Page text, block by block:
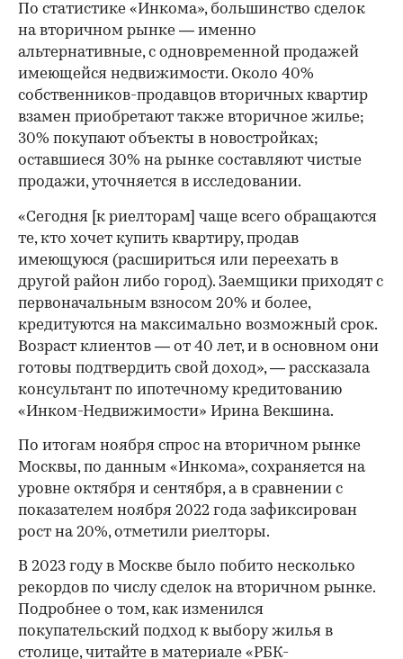
По статистике «Инкома», большинство сделок
на вторичном рынке — именно
альтернативные, с одновременной продажей
имеющейся недвижимости. Около 40%
собственников-продавцов вторичных квартир
взамен приобретают также вторичное жилье;
30% покупают объекты в новостройках;
оставшиеся 30% на рынке составляют чистые
продажи, уточняется в исследовании.
«Сегодня [к риелторам] чаще всего обращаются
те, кто хочет купить квартиру, продав
имеющуюся (расшириться или переехать в
другой район либо город). Заемщики приходят с
первоначальным взносом 20% и более,
кредитуются на максимально возможный срок.
Возраст клиентов — от 40 лет, и в основном они
готовы подтвердить свой доход», — рассказала
консультант по ипотечному кредитованию
«Инком-Недвижимости» Ирина Векшина.
По итогам ноября спрос на вторичном рынке
Москвы, по данным «Инкома», сохраняется на
уровне октября и сентября, а в сравнении с
показателем ноября 2022 года зафиксирован
рост на 20%, отметили риелторы.
В 2023 году в Москве было побито несколько
рекордов по числу сделок на вторичном рынке.
Подробнее о том, как изменился
покупательский подход к выбору жилья в
столице, читайте в материале «РБК-